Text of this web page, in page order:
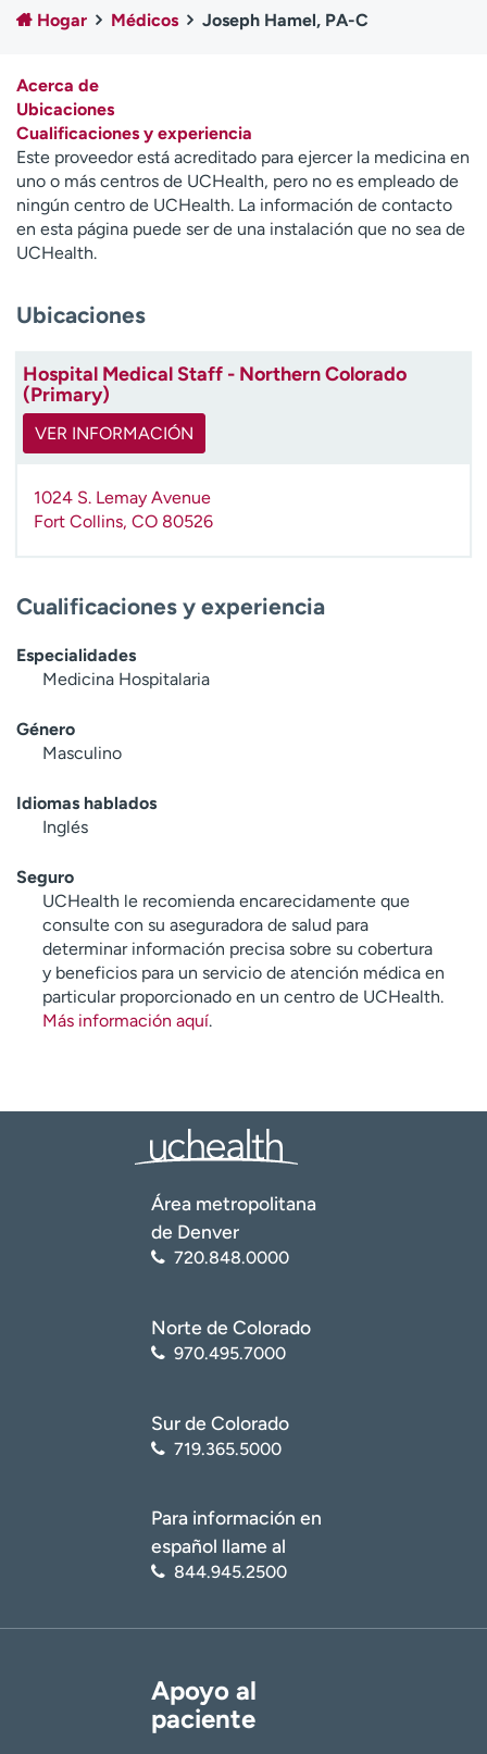
Atención a medios de
comunicación
Contáctenos Noticias e historias
A
y
ú
d
m
e
n
o
Hogar Médicos Joseph Hamel, PA-C
Acerca de
Ubicaciones
Cualificaciones y experiencia
Este proveedor está acreditado para ejercer la medicina en
uno o más centros de UCHealth, pero no es empleado de
ningún centro de UCHealth. La información de contacto
en esta página puede ser de una instalación que no sea de
UCHealth.
Ubicaciones
Hospital Medical Staff - Northern Colorado
(Primary)
VER INFORMACIÓN
1024 S. Lemay Avenue
Fort Collins, CO 80526
Cualificaciones y experiencia
Especialidades
Medicina Hospitalaria
Género
Masculino
Idiomas hablados
Inglés
Seguro
UCHealth le recomienda encarecidamente que
consulte con su aseguradora de salud para
determinar información precisa sobre su cobertura
y beneficios para un servicio de atención médica en
particular proporcionado en un centro de UCHealth.
Más información aquí.
Área metropolitana
de Denver
720.848.0000
Norte de Colorado
970.495.7000
Sur de Colorado
719.365.5000
Para información en
español llame al
844.945.2500
Apoyo al
paciente